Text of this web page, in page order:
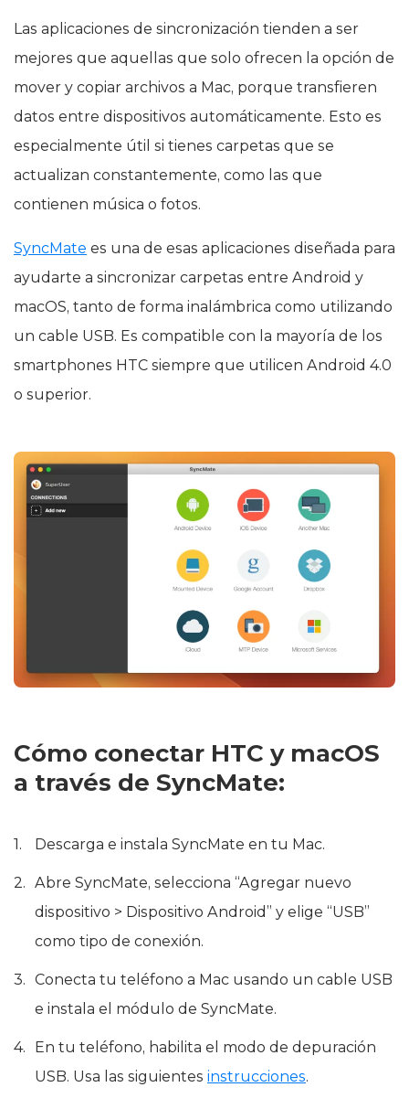
Las aplicaciones de sincronización tienden a ser
mejores que aquellas que solo ofrecen la opción de
mover y copiar archivos a Mac, porque transfieren
datos entre dispositivos automáticamente. Esto es
especialmente útil si tienes carpetas que se
actualizan constantemente, como las que
contienen música o fotos.
SyncMate es una de esas aplicaciones diseñada para
ayudarte a sincronizar carpetas entre Android y
macOS, tanto de forma inalámbrica como utilizando
un cable USB. Es compatible con la mayoría de los
smartphones HTC siempre que utilicen Android 4.0
o superior.
Cómo conectar HTC y macOS
a través de SyncMate:
Descarga e instala SyncMate en tu Mac.
Abre SyncMate, selecciona “Agregar nuevo
dispositivo > Dispositivo Android” y elige “USB”
como tipo de conexión.
Conecta tu teléfono a Mac usando un cable USB
e instala el módulo de SyncMate.
En tu teléfono, habilita el modo de depuración
USB. Usa las siguientes instrucciones.